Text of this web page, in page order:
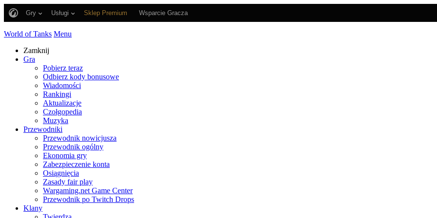
Gry Usługi Sklep Premium Wsparcie Gracza
World of Tanks Menu
Zamknij
Gra
Pobierz teraz
Odbierz kody bonusowe
Wiadomości
Rankingi
Aktualizacje
Czołgopedia
Muzyka
Przewodniki
Przewodnik nowicjusza
Przewodnik ogólny
Ekonomia gry
Zabezpieczenie konta
Osiągnięcia
Zasady fair play
Wargaming.net Game Center
Przewodnik po Twitch Drops
Klany